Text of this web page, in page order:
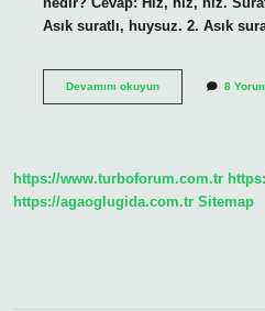
Asık suratlı, huysuz. 2. Asık
Devamını okuyunAsik
8
https://www.turboforum.com.tr
https://agaoglugida.com.tr Sitemap